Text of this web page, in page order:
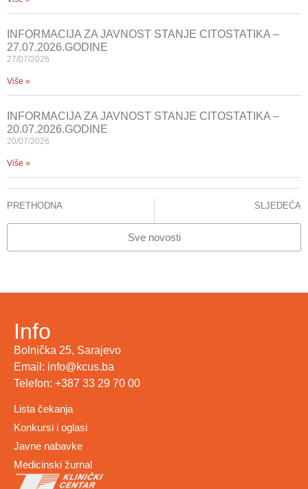
INFORMACIJA ZA JAVNOST STANJE CITOSTATIKA –
27.07.2026.GODINE
27/07/2026
Više »
INFORMACIJA ZA JAVNOST STANJE CITOSTATIKA –
20.07.2026.GODINE
20/07/2026
Više »
PRETHODNA SLJEDEĆA
Sve novosti
Info
Bolnička 25, Sarajevo
Email: info@kcus.ba
Telefon: +387 33 29 70 00
Lista čekanja
Konkursi i oglasi
Javne nabavke
Medicinski žurnal